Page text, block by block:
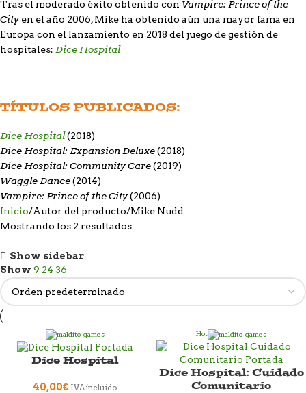
Tras el moderado éxito obtenido con Vampire: Prince of the
Cityen el año 2006, Mike ha obtenido aún una mayor fama en
Europa con el lanzamiento en 2018 del juego de gestión de
hospitales: Dice Hospital
TÍTULOS PUBLICADOS:
Dice Hospital(2018)
Dice Hospital: Expansion Deluxe(2018)
Dice Hospital: Community Care(2019)
Waggle Dance(2014)
Vampire: Prince of the City(2006)
Inicio Autor del producto Mike Nudd
Mostrando los 2 resultados
Show sidebar
Show 9 24 36
Dice Hospital
40,00€ IVA incluido
Hot
Dice Hospital: Cuidado
Comunitario